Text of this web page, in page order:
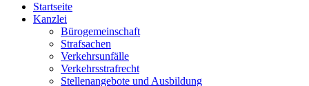
Startseite
Kanzlei
Bürogemeinschaft
Strafsachen
Verkehrsunfälle
Verkehrsstrafrecht
Stellenangebote und Ausbildung